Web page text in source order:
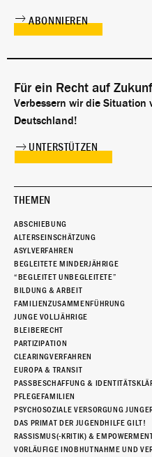
Für ein Recht auf
Verbessern wir die Situation
Deutschland!
UNTERSTÜTZEN
THEMEN
ABSCHIEBUNG
ALTERSEINSCHÄTZUNG
ASYLVERFAHREN
BEGLEITETE MINDERJÄHRIGE
“BEGLEITET UNBEGLEITETE”
BILDUNG & ARBEIT
FAMILIENZUSAMMENFÜHRUNG
JUNGE VOLLJÄHRIGE
BLEIBERECHT
PARTIZIPATION
CLEARINGVERFAHREN
EUROPA & TRANSIT
PASSBESCHAFFUNG &
PFLEGEFAMILIEN
PSYCHOSOZIALE VERSORGUNG
DAS PRIMAT DER JUGENDHILFE GILT!
RASSISMUS(-KRITIK) &
VORLÄUFIGE INOBHUTNAHME UND